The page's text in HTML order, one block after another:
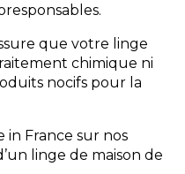
que votre linge
chimique ni
nocifs pour la
in France sur nos
linge de maison de